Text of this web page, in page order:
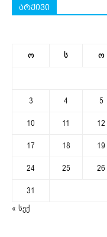
არქივი
ო ს ო
3
4 5
10
11 12
17
18 19
24
25 26
31
« სექ